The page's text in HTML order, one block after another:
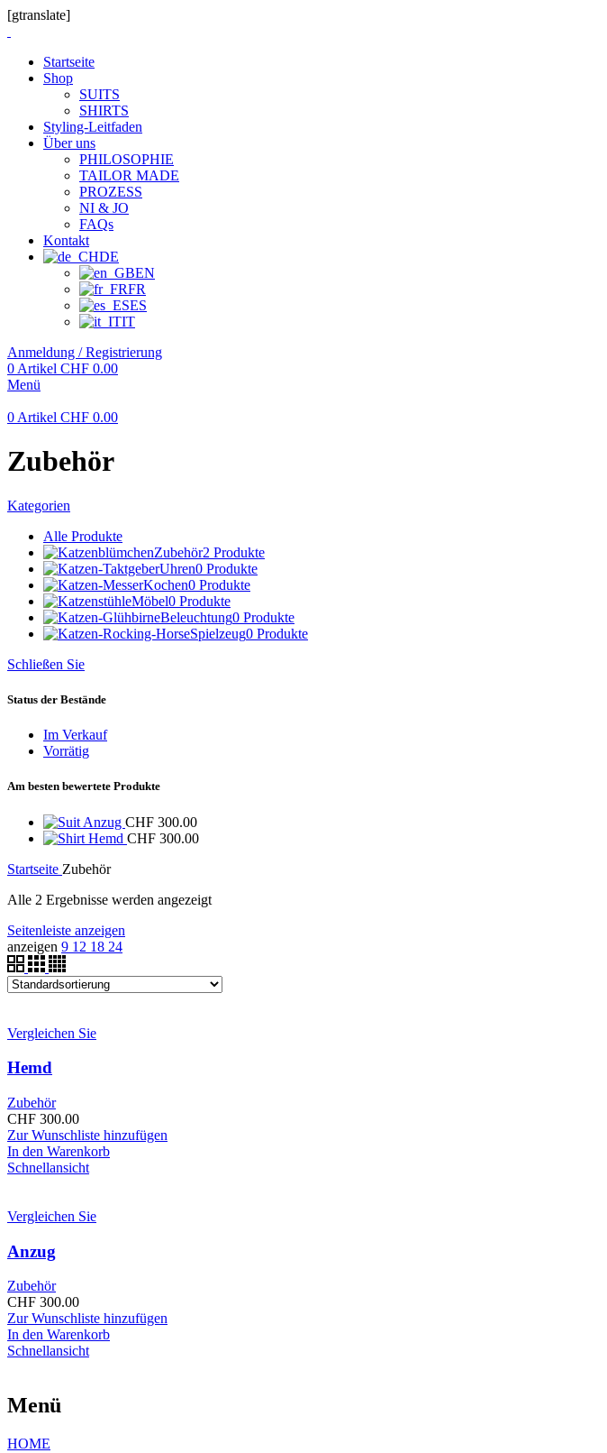
[gtranslate]
Startseite
Shop
SUITS
SHIRTS
Styling-Leitfaden
Über uns
PHILOSOPHIE
TAILOR MADE
PROZESS
NI & JO
FAQs
Kontakt
DE
EN
FR
ES
IT
Anmeldung / Registrierung
0 Artikel CHF 0.00
Menü
0 Artikel CHF 0.00
Zubehör
Kategorien
Alle Produkte
Zubehör2 Produkte
Uhren0 Produkte
Kochen0 Produkte
Möbel0 Produkte
Beleuchtung0 Produkte
Spielzeug0 Produkte
Schließen Sie
Status der Bestände
Im Verkauf
Vorrätig
Am besten bewertete Produkte
Anzug CHF 300.00
Hemd CHF 300.00
Startseite Zubehör
Alle 2 Ergebnisse werden angezeigt
Seitenleiste anzeigen
anzeigen 9 12 18 24
Vergleichen Sie
Hemd
Zubehör
CHF 300.00
Zur Wunschliste hinzufügen
In den Warenkorb
Schnellansicht
Vergleichen Sie
Anzug
Zubehör
CHF 300.00
Zur Wunschliste hinzufügen
In den Warenkorb
Schnellansicht
Menü
HOME